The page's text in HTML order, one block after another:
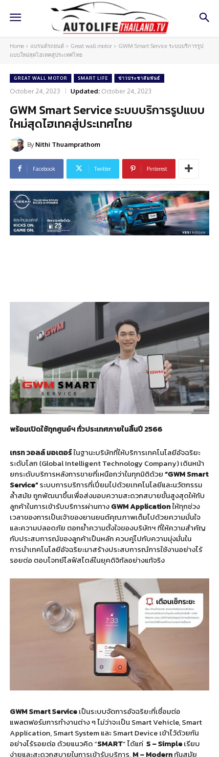
Home แบรนด์รถยนต์ Great wall motor
GWM Smart Service ระบบบริการรูป
แบบใหม่สุดไฮเทคสู่ประเทศไทย
GREAT WALL MOTOR SMART LIFE ข่าวประชาสัมพันธ์
October 24, 2023 Updated: October 24, 2023
GWM Smart Service ระบบบริการรูปแบบ
ใหม่สุดไฮเทคสู่ประเทศไทย
By Nithi Thuamprathom
Facebook Twitter Pinterest
พร้อมเปิดใช้ทุกศูนย์ฯ ทั่วประเทศภายในสิ้นปี 2566
เกรทวอลล์มอเตอร์ในฐานะบริษัทที่ให้บริการเทคโนโลยีอัจฉริยะ
ระดับโลก (Global Intelligent Technology Company) เดินหน้า
ยกระดับบริการหลังการขายที่เหนือกว่าในทุกมิติด้วย“GWM Smart
Service”ระบบการบริการที่เปี่ยมไปด้วยเทคโนโลยีและนวัตกรรม
ล้ำสมัย ถูกพัฒนาขึ้นเพื่อส่งมอบความสะดวกสบายขั้นสูงสุดให้กับ
ลูกค้าในการเข้ารับบริการผ่านทางGWM Applicationให้ทุกช่วง
เวลาของการเป็นเจ้าของยานยนต์คุณภาพเต็มไปด้วยความมั่นใจ
และความปลอดภัย ตอกย้ำความตั้งใจของบริษัทฯ ที่ให้ความสำคัญ
กับประสบการณ์ของลูกค้าเป็นหลัก ควบคู่ไปกับความมุ่งมั่นใน
การนำเทคโนโลยีอัจฉริยะมาสร้างประสบการณ์การใช้งานอย่างไร้
รอยต่อ ตอบโจทย์ไลฟ์สไตล์ในยุคดิจิทัลอย่างแท้จริง
GWM Smart Serviceเป็นระบบจัดการอัจฉริยะที่เชื่อมต่อ
แพลตฟอร์มการทำงานต่าง ๆ ไม่ว่าจะเป็น Smart Vehicle, Smart
Application, Smart System และ Smart Device เข้าไว้ด้วยกัน
อย่างไร้รอยต่อ ด้วยแนวคิด “SMART” ได้แก่ S – Simpleเรียบ
ง่ายและสะดวกสบายในการเข้ารับบริการ,M – Modernทันสมัย